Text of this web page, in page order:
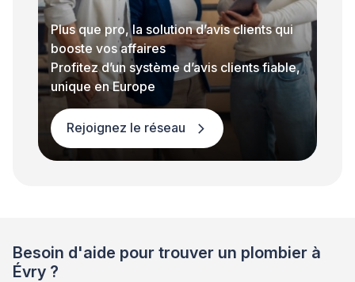
Plus que pro, la solution d’avis clients qui
booste vos affaires
Profitez d’un système d’avis clients fiable,
unique en Europe
Rejoignez le réseau
Besoin d'aide pour trouver un plombier à
Évry ?